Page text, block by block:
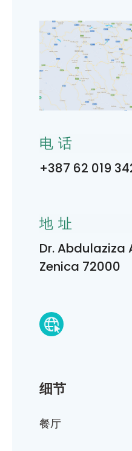
细节
餐厅
电话
+387 62 019
地址
Dr. Abdulaziza
Zenica 72000